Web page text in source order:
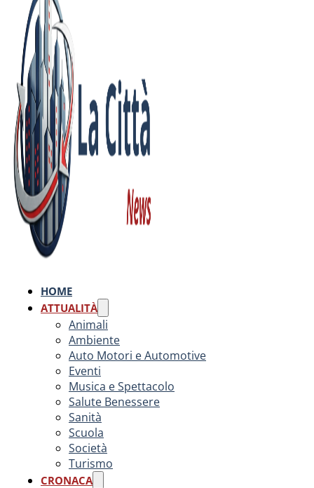
HOME
ATTUALITÀ
Animali
Ambiente
Auto Motori e Automotive
Eventi
Musica e Spettacolo
Salute Benessere
Sanità
Scuola
Società
Turismo
CRONACA